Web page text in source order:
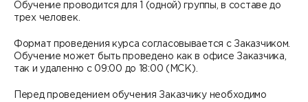
Учебные курсы DATAREON
Техническая поддержка
Партнерство с DATAREON
Партнеры DATAREON
Центр экспертизы
Статьи
Обучение проводится для 1 (одной) группы, в составе до
трех человек.
Формат проведения курса согласовывается с Заказчиком.
Обучение может быть проведено как в офисе Заказчика,
так и удаленно с 09:00 до 18:00 (МСК).
Перед проведением обучения Заказчику необходимо